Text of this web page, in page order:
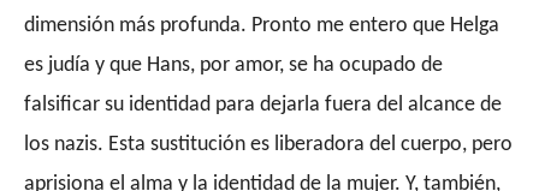
dimensión más profunda. Pronto me entero que Helga
es judía y que Hans, por amor, se ha ocupado de
falsificar su identidad para dejarla fuera del alcance de
los nazis. Esta sustitución es liberadora del cuerpo, pero
aprisiona el alma y la identidad de la mujer. Y, también,